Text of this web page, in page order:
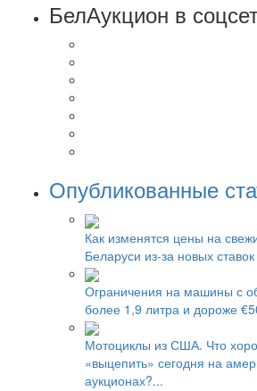
БелАукцион в
Опубликованные
Как изменятся цены на
Беларуси из-за новых
Ограничения на машины с
более 1,9 литра и дороже
Мотоциклы из США. Что
«выцепить» сегодня на
аукционах?...